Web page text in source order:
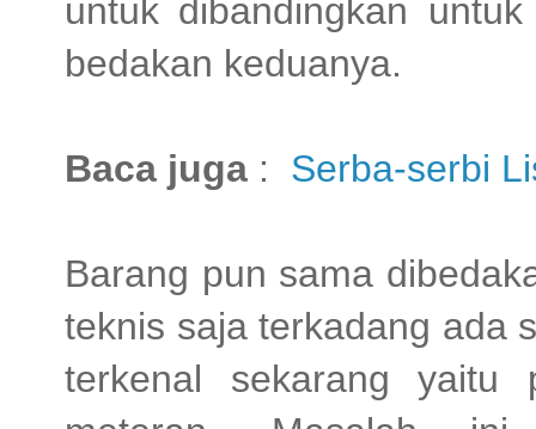
untuk dibandingkan
bedakan keduanya.
Baca juga : Serba-serbi
Barang pun sama
teknis saja terkadang ada
terkenal sekarang yaitu